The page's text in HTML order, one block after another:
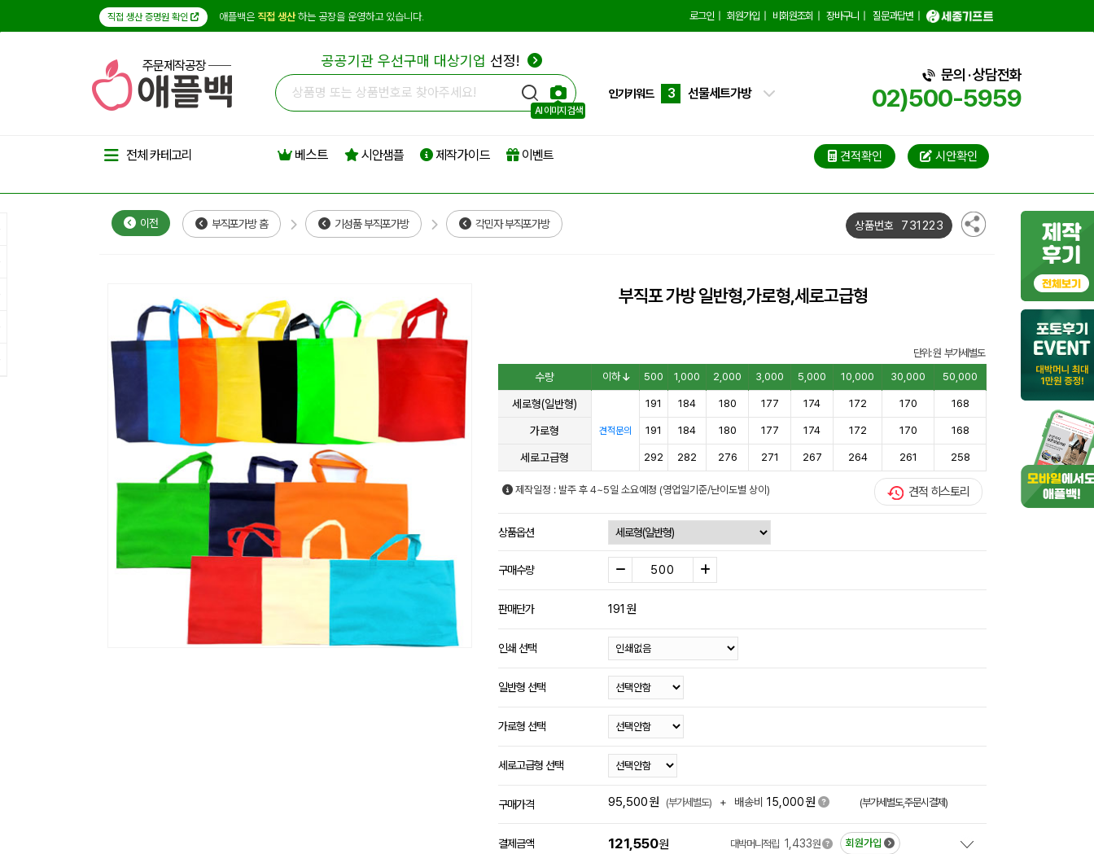
직접 생산 증명원 확인 애플백은 직접 생산하는 공장을 운영하고 있습니다. 로그인 회원가입 비회원조회 장바구니 질문과답변
주문제작공장 공공기관 우선구매 대상기업 선정!
AI 이미지 검색
인기키워드
1
에코백
3
선물세트가방
문의 · 상담전화
02)500-5959
전체 카테고리 베스트 시안샘플 제작가이드 이벤트 견적확인 시안확인
이전 부직포가방 홈 기성품 부직포가방 각민자 부직포가방 상품번호 731223
부직포 가방 일반형,가로형,세로고급형
단위: 원 부가세별도
수량 이하 500 1,000 2,000 3,000 5,000 10,000 30,000 50,000
세로형(일반형)
견적문의
191 184 180 177 174 172 170 168
가로형 191 184 180 177 174 172 170 168
세로고급형 292 282 276 271 267 264 261 258
제작일정 : 발주 후 4~5일 소요예정 (영업일기준/난이도별 상이) 견적 히스토리
상품옵션
구매수량
판매단가 191 원
인쇄 선택
일반형 선택
가로형 선택
세로고급형 선택
구매가격 95,500원 (부가세별도) + 배송비 15,000원 (부가세별도,주문시결제)
결제금액 121,550원 대박머니적립 1,433원 회원가입